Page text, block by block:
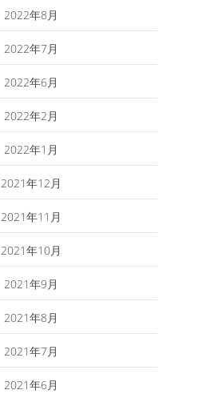
2022年8月
2022年7月
2022年6月
2022年2月
2022年1月
2021年12月
2021年11月
2021年10月
2021年9月
2021年8月
2021年7月
2021年6月